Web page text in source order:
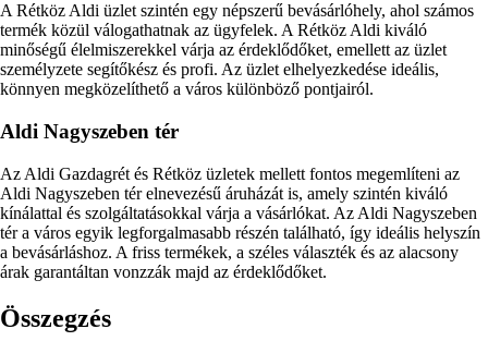
A Rétköz Aldi üzlet szintén egy népszerű bevásárlóhely, ahol számos
termék közül válogathatnak az ügyfelek. A Rétköz Aldi kiváló
minőségű élelmiszerekkel várja az érdeklődőket, emellett az üzlet
személyzete segítőkész és profi. Az üzlet elhelyezkedése ideális,
könnyen megközelíthető a város különböző pontjairól.
Aldi Nagyszeben tér
Az Aldi Gazdagrét és Rétköz üzletek mellett fontos megemlíteni az
Aldi Nagyszeben tér elnevezésű áruházát is, amely szintén kiváló
kínálattal és szolgáltatásokkal várja a vásárlókat. Az Aldi Nagyszeben
tér a város egyik legforgalmasabb részén található, így ideális helyszín
a bevásárláshoz. A friss termékek, a széles választék és az alacsony
árak garantáltan vonzzák majd az érdeklődőket.
Összegzés